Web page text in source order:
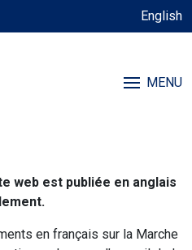
English
MENU
web est publiée en anglais
en français sur la Marche